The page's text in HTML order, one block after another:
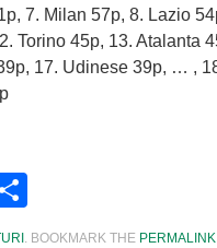
7. Milan 57p, 8. Lazio
Torino 45p, 13. Atalanta
17. Udinese 39p, … ,
WhatsApp
. BOOKMARK THE PERMALINK